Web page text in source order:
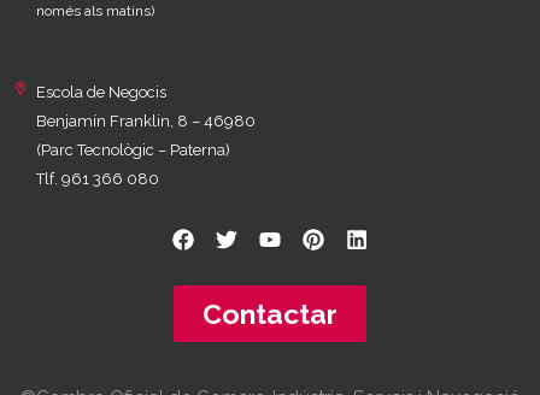
només als matins)
Escola de Negocis
Benjamín Franklin, 8 – 46980
(Parc Tecnològic – Paterna)
Tlf. 961 366 080
Contactar